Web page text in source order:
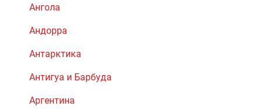
Ангола
Андорра
Антарктика
Антигуа и Барбуда
Аргентина